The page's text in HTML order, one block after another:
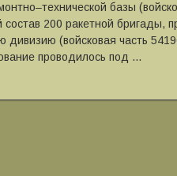
базы
состав 200 ракетной бригады,
дивизию (войсковая часть
проводилось под …